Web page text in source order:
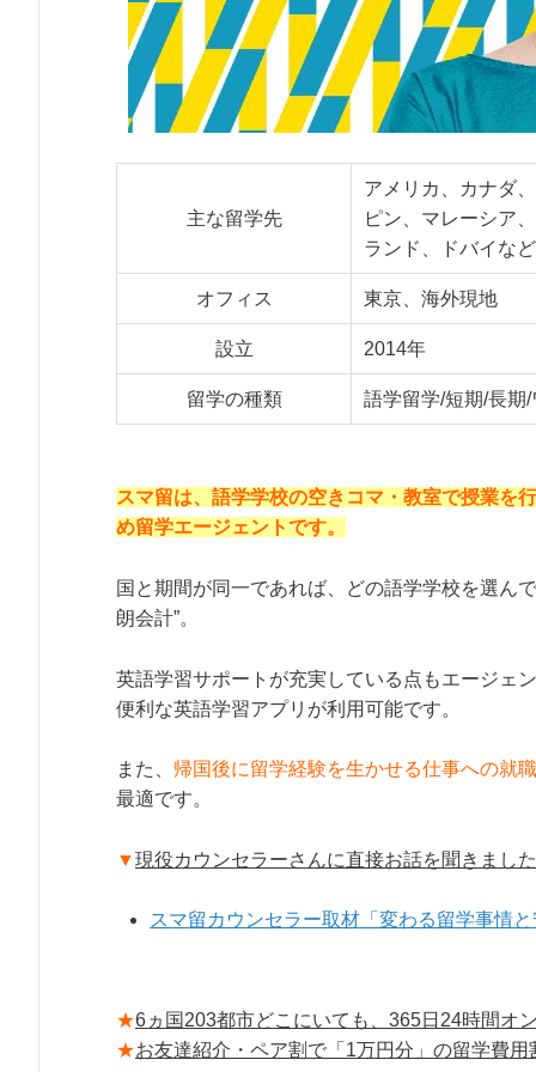
主な留学先
アメリカ、カナダ
ピン、マレーシア
ランド、ドバイなど
オフィス 東京、海外現地
設立 2014年
留学の種類 語学留学/短期/長期
スマ留は、語学学校の空きコマ・教室で授業を
め留学エージェントです。
国と期間が同一であれば、どの語学学校を選ん
朗会計”。
英語学習サポートが充実している点もエージェ
便利な英語学習アプリが利用可能です。
また、 帰国後に留学経験を生かせる仕事への就
最適です。
▼現役カウンセラーさんに直接お話を聞きまし
スマ留カウンセラー取材「変わる留学事情
★6ヵ国203都市どこにいても、365日24時間オ
★お友達紹介・ペア割で「1万円分」の留学費